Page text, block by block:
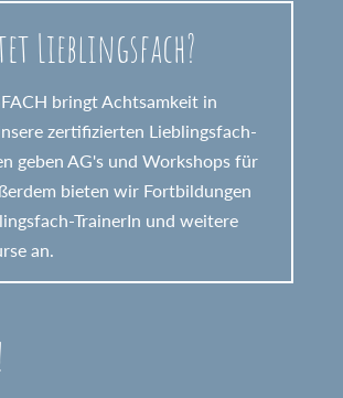
Lieblingsfach?
bringt Achtsamkeit in
zertifizierten Lieblingsfach-
geben AG's und Workshops für
bieten wir Fortbildungen
TrainerIn und weitere
an.